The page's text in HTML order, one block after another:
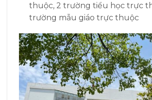
thuộc, 2 trường tiểu học trực
trường mẫu giáo trực thuộc